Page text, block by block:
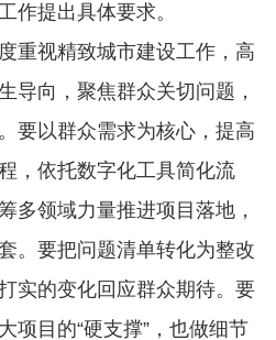
作提出具体要求。
重视精致城市建设工作，高
导向，聚焦群众关切问题，
要以群众需求为核心，提高
，依托数字化工具简化流
多领域力量推进项目落地，
。要把问题清单转化为整改
实的变化回应群众期待。要
项目的“硬支撑”，也做细节